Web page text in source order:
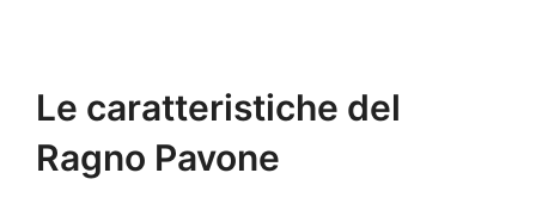
Le caratteristiche del
Ragno Pavone